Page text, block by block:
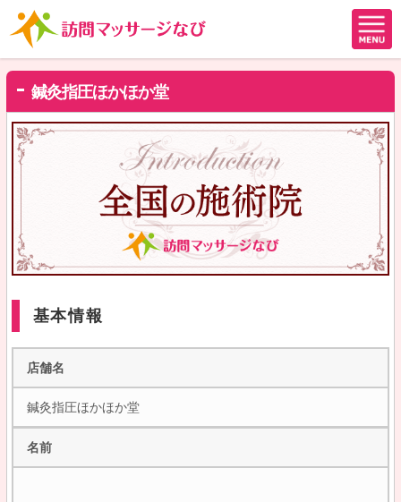
鍼灸指圧ほかほか堂
基本情報
店舗名
鍼灸指圧ほかほか堂
名前